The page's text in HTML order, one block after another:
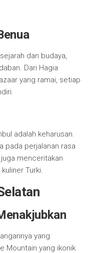
dan budaya,
Dari Hagia
yang ramai, setiap
adalah keharusan.
pada perjalanan rasa
menceritakan
Turki.
yang
Mountain yang ikonik.